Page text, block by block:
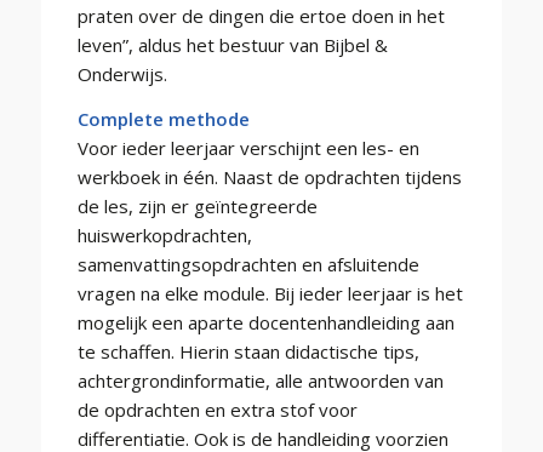
praten over de dingen die ertoe doen in het
leven”, aldus het bestuur van Bijbel &
Onderwijs.
Complete methode
Voor ieder leerjaar verschijnt een les- en
werkboek in één. Naast de opdrachten tijdens
de les, zijn er geïntegreerde
huiswerkopdrachten,
samenvattingsopdrachten en afsluitende
vragen na elke module. Bij ieder leerjaar is het
mogelijk een aparte docentenhandleiding aan
te schaffen. Hierin staan didactische tips,
achtergrondinformatie, alle antwoorden van
de opdrachten en extra stof voor
differentiatie. Ook is de handleiding voorzien